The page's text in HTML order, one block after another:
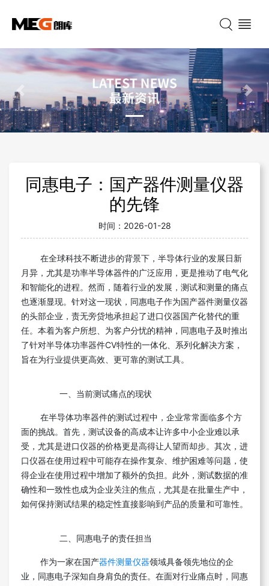
Previous Next
同惠电子：国产器件测量仪器
的先锋
时间： 2026-01-28
在全球科技不断进步的背景下，半导体行业的发展日新
月异，尤其是功率半导体器件的广泛应用，更是推动了电气化
和智能化的进程。然而，随着行业的发展，测试和测量的痛点
也逐渐显现。针对这一现状，同惠电子作为国产器件测量仪器
的头部企业，责无旁贷地承担起了进口仪器国产化替代的重
任。本着为客户所想、为客户分忧的精神，同惠电子及时推出
了针对半导体功率器件CV特性的一体化、系列化解决方案，
旨在为行业提供更高效、更可靠的测试工具。
一、当前测试痛点的现状
在半导体功率器件的测试过程中，企业常常面临多个方
面的挑战。首先，测试设备的高成本让许多中小企业难以承
受，尤其是进口仪器的价格更是高得让人望而却步。其次，进
口仪器在使用过程中可能存在操作复杂、维护困难等问题，使
得企业在使用过程中增加了额外的负担。此外，测试数据的准
确性和一致性也成为企业关注的焦点，尤其是在批量生产中，
如何保持测试结果的稳定性直接影响到产品的质量和可靠性。
二、同惠电子的责任担当
作为一家在国产器件测量仪器领域具备领先地位的企
业，同惠电子深知自身肩负的责任。在面对行业痛点时，同惠